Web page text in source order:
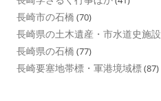
長崎市の石橋 (70)
長崎県の土木遺産・市水道史施設
長崎県の石橋 (77)
長崎要塞地帯標・軍港境域標(87)